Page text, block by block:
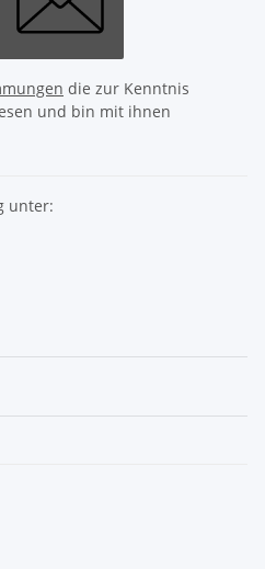
die zur Kenntnis
und bin mit ihnen
unter: